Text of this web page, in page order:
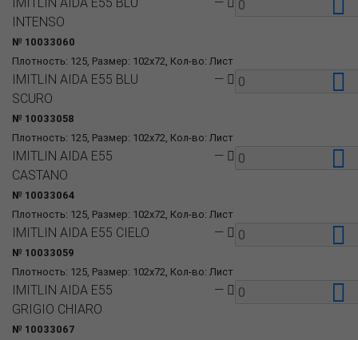
Плотность: 125, Размер: 102x72, Кол-во: Лист
INTENSO
№ 10033060
Плотность: 125, Размер: 102x72, Кол-во: Лист
IMITLIN AIDA E55 BLU
SCURO
№ 10033058
—
Плотность: 125, Размер: 102x72, Кол-во: Лист
IMITLIN AIDA E55
CASTANO
№ 10033064
—
Плотность: 125, Размер: 102x72, Кол-во: Лист
IMITLIN AIDA E55 CIELO
№ 10033059
—
IMITLIN AIDA E55
GRIGIO CHIARO
№ 10033067
—